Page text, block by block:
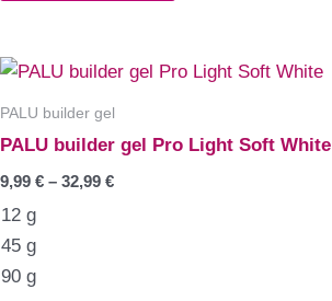
PALU builder gel
PALU builder gel Pro Light Soft White
9,99 € – 32,99 €
12 g
45 g
90 g